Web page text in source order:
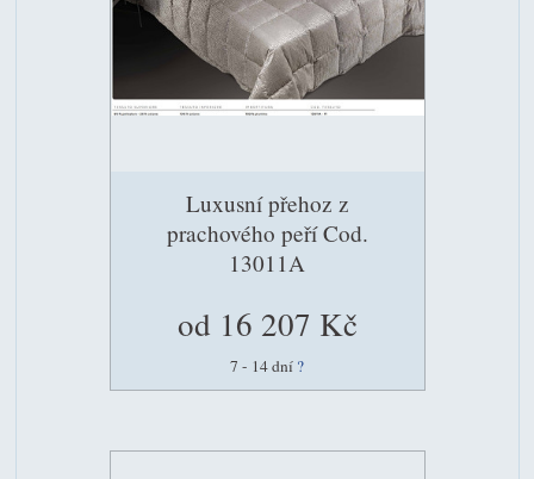
Luxusní přehoz z
prachového peří Cod.
13011A
od 16 207 Kč
7 - 14 dní ?